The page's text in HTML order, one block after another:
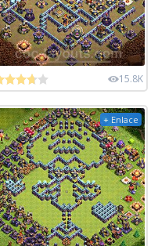
15.8K
+ Enlace